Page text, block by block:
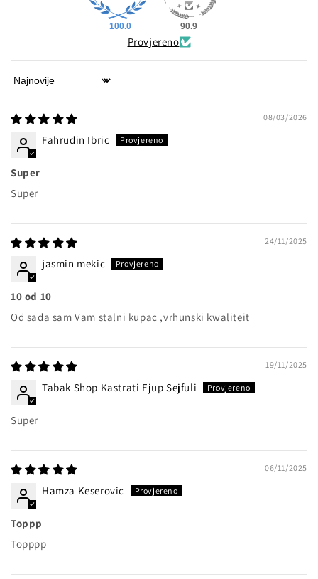
100.0 90.9
Provjereno
Sort by
08/03/2026
Fahrudin Ibric
Super
Super
24/11/2025
jasmin mekic
10 od 10
Od sada sam Vam stalni kupac ,vrhunski kwaliteit
19/11/2025
Tabak Shop Kastrati Ejup Sejfuli
Super
06/11/2025
Hamza Keserovic
Toppp
Topppp